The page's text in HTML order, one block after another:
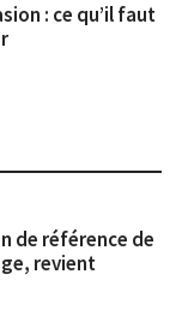
: ce qu’il faut
de référence de
revient